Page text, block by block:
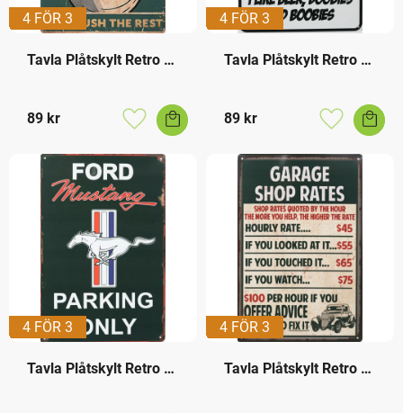
4 FÖR 3
Tavla Plåtskylt Retro
89 kr
Lägg till i favoriter
4 FÖR 3
Tavla Plåtskylt Retro
89 kr
Lägg till i
4 FÖR 3
Tavla Plåtskylt Retro
4 FÖR 3
Tavla Plåtskylt Retro